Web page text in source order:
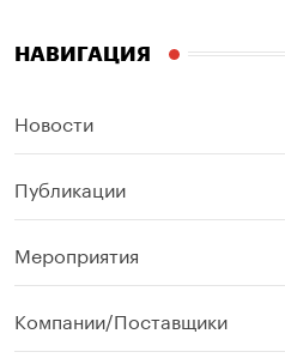
НАВИГАЦИЯ
Новости
Публикации
Мероприятия
Компании/Поставщики